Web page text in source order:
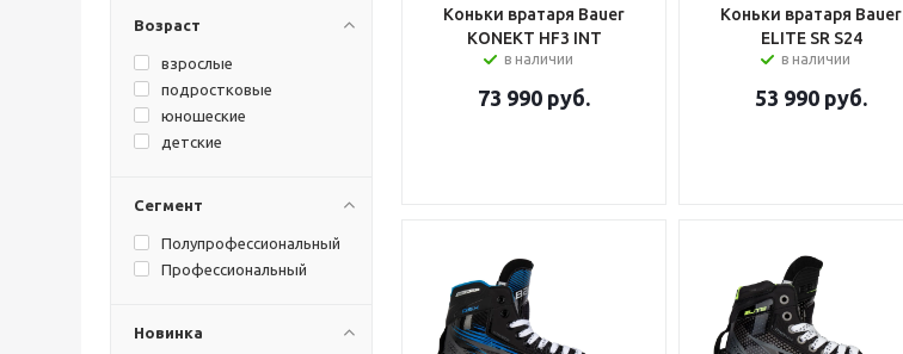
Возраст
взрослые
подростковые
юношеские
детские
Сегмент
Полупрофессиональный
Профессиональный
Новинка
Коньки вратаря Bauer
KONEKT HF3 INT
в наличии
73 990 руб.
Коньки вратаря Bauer
ELITE SR S24
в наличии
53 990 руб.